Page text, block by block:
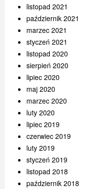
listopad 2021
październik 2021
marzec 2021
styczeń 2021
listopad 2020
sierpień 2020
lipiec 2020
maj 2020
marzec 2020
luty 2020
lipiec 2019
czerwiec 2019
luty 2019
styczeń 2019
listopad 2018
październik 2018